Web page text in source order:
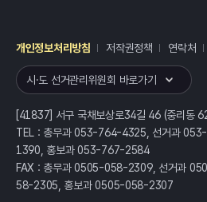
개인정보처리방침 저작권정책 연락처
시·도 선거관리위원회 바로가기
[41837] 서구 국채보상로34길 46 (중리동
TEL : 총무과 053-764-4325, 선거과
1390, 홍보과 053-767-2584
FAX : 총무과 0505-058-2309, 선거과
58-2305, 홍보과 0505-058-2307